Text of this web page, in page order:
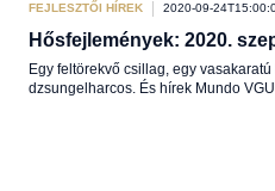
FEJLESZTŐI HÍREK 2020-09-
Hősfejlemények: 2020.
Egy feltörekvő csillag, egy
dzsungelharcos. És hírek Mundo